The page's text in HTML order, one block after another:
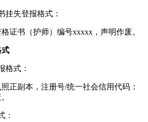
挂失登报格式：
证书（护师）编号xxxxx，声明作废。
式
格式：
正副本，注册号/统一社会信用代码：
：